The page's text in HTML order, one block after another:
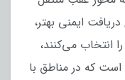
ایمنی بهتر،
انتخاب می‌کنند،
که در مناطق با